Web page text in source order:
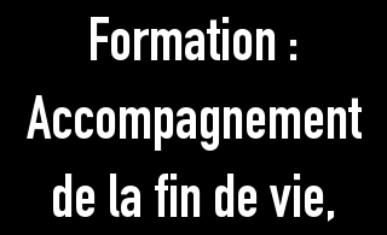
Formation :
Accompagnement
de la fin de vie,